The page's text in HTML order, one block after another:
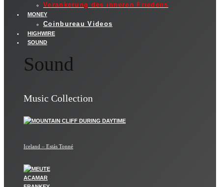
Verankerung des inneren Friedens
MONEY
Coinbureau Videos
HIGHWIRE
SOUND
Sound
Music Collection
Iceland – Estás Tonné